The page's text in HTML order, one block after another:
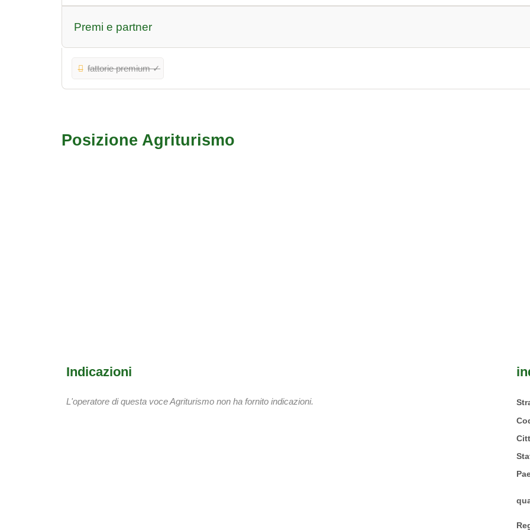
Premi e partner
fattorie premium ✓
Posizione Agriturismo
Indicazioni
L'operatore di questa voce Agriturismo non ha fornito indicazioni.